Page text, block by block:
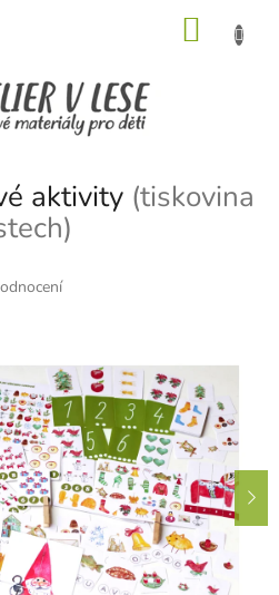
aktivity (tiskovina